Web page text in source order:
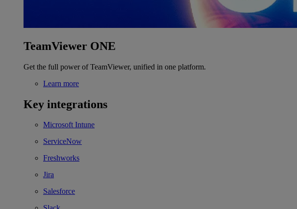
TeamViewer ONE
Get the full power of TeamViewer, unified in one platform.
Learn more
Key integrations
Microsoft Intune
ServiceNow
Freshworks
Jira
Salesforce